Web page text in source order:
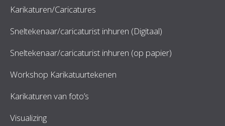
Karikaturen/Caricatures
Sneltekenaar/caricaturist inhuren (Digitaal)
Sneltekenaar/caricaturist inhuren (op papier)
Workshop Karikatuurtekenen
Karikaturen van foto’s
Visualizing